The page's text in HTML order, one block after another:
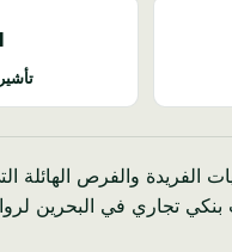
التحديات الفريدة والفرص
تجاري في البحرين